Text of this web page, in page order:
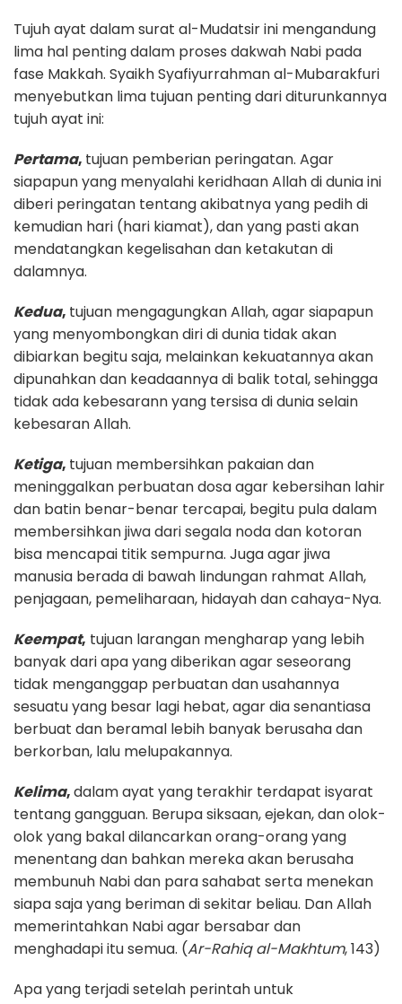
Tujuh ayat dalam surat al-Mudatsir ini mengandung
lima hal penting dalam proses dakwah Nabi pada
fase Makkah. Syaikh Syafiyurrahman al-Mubarakfuri
menyebutkan lima tujuan penting dari diturunkannya
tujuh ayat ini:
Pertama, tujuan pemberian peringatan. Agar
siapapun yang menyalahi keridhaan Allah di dunia ini
diberi peringatan tentang akibatnya yang pedih di
kemudian hari (hari kiamat), dan yang pasti akan
mendatangkan kegelisahan dan ketakutan di
dalamnya.
Kedua, tujuan mengagungkan Allah, agar siapapun
yang menyombongkan diri di dunia tidak akan
dibiarkan begitu saja, melainkan kekuatannya akan
dipunahkan dan keadaannya di balik total, sehingga
tidak ada kebesarann yang tersisa di dunia selain
kebesaran Allah.
Ketiga, tujuan membersihkan pakaian dan
meninggalkan perbuatan dosa agar kebersihan lahir
dan batin benar-benar tercapai, begitu pula dalam
membersihkan jiwa dari segala noda dan kotoran
bisa mencapai titik sempurna. Juga agar jiwa
manusia berada di bawah lindungan rahmat Allah,
penjagaan, pemeliharaan, hidayah dan cahaya-Nya.
Keempat, tujuan larangan mengharap yang lebih
banyak dari apa yang diberikan agar seseorang
tidak menganggap perbuatan dan usahannya
sesuatu yang besar lagi hebat, agar dia senantiasa
berbuat dan beramal lebih banyak berusaha dan
berkorban, lalu melupakannya.
Kelima,dalam ayat yang terakhir terdapat isyarat
tentang gangguan. Berupa siksaan, ejekan, dan olok-
olok yang bakal dilancarkan orang-orang yang
menentang dan bahkan mereka akan berusaha
membunuh Nabi dan para sahabat serta menekan
siapa saja yang beriman di sekitar beliau. Dan Allah
memerintahkan Nabi agar bersabar dan
menghadapi itu semua. (Ar-Rahiq al-Makhtum, 143)
Apa yang terjadi setelah perintah untuk